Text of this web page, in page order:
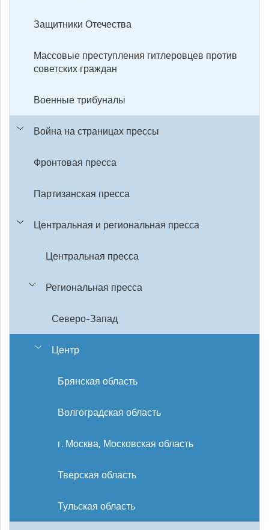
Защитники Отечества
Массовые преступления гитлеровцев против
советских граждан
Военные трибуналы
Война на страницах прессы
Фронтовая пресса
Партизанская пресса
Центральная и региональная пресса
Центральная пресса
Региональная пресса
Северо-Запад
Центр
Брянская область
Волгоградская область
г. Москва, Московская область
Тверская область
Тульская область